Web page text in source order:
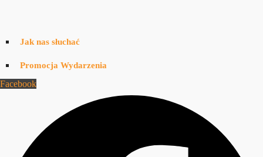
Jak nas słuchać
Promocja Wydarzenia
Facebook